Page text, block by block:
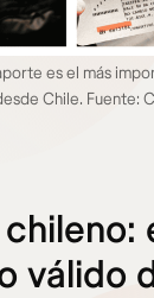
es el más
Chile. Fuente:
válido